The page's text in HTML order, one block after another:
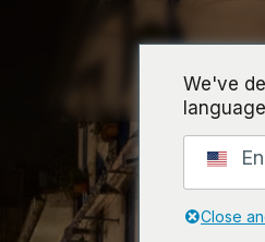
We've
Close